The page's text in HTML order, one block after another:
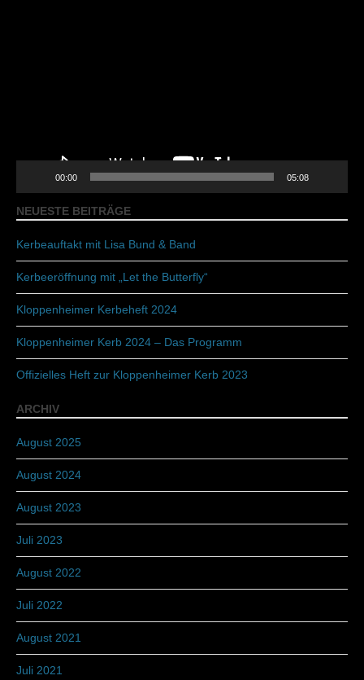
00:00 05:08
NEUESTE BEITRÄGE
Kerbeauftakt mit Lisa Bund & Band
Kerbeeröffnung mit „Let the Butterfly“
Kloppenheimer Kerbeheft 2024
Kloppenheimer Kerb 2024 – Das Programm
Offizielles Heft zur Kloppenheimer Kerb 2023
ARCHIV
August 2025
August 2024
August 2023
Juli 2023
August 2022
Juli 2022
August 2021
Juli 2021